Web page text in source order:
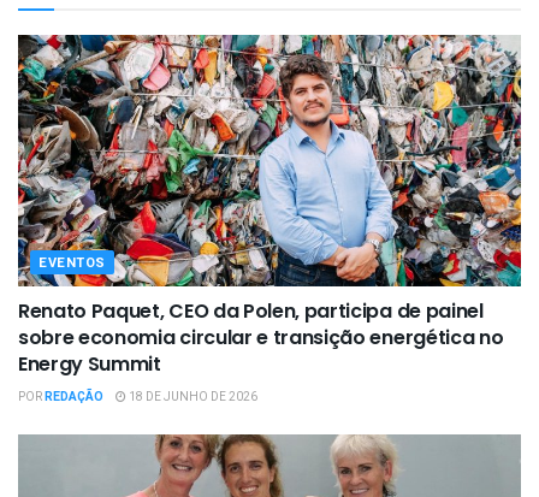
EVENTOS
Renato Paquet, CEO da Polen, participa de painel
sobre economia circular e transição energética no
Energy Summit
PORREDAÇÃO 18 DE JUNHO DE 2026